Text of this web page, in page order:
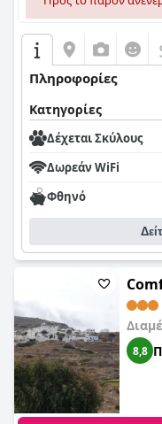
Πληροφορίες
Κατηγορίες
Δέχεται Σκύλους
Δωρεάν WiFi
Φθηνό
8,8